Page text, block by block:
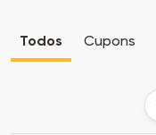
Todos Cupons